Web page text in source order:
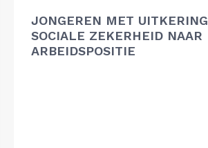
JONGEREN MET UITKERING
SOCIALE ZEKERHEID NAAR
ARBEIDSPOSITIE